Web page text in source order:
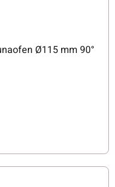
Ø115 mm 90°